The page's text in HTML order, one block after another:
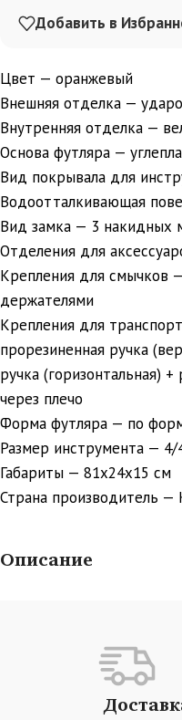
Добавить в
Цвет — оранжевый
Внешняя отделка —
Внутренняя отделка —
Основа футляра —
Вид покрывала для
Водоотталкивающая
Вид замка — 3 накидных
Отделения для
Крепления для смычков
держателями
Крепления для
прорезиненная ручка
ручка (горизонтальная)
через плечо
Форма футляра — по
Размер инструмента — 4/
Габариты — 81х24х15 см
Страна производитель —
Описание